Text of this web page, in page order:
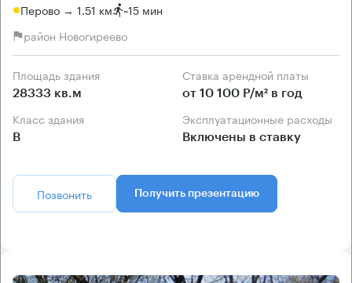
Перово → 1.51 км ~15 мин
район Новогиреево
Площадь здания
28333 кв.м
Ставка арендной платы
от 10 100 Р/м² в год
Класс здания
B
Эксплуатационные расходы
Включены в ставку
Позвонить Получить презентацию